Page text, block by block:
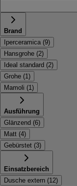
Brand
Iperceramica (9)
Hansgrohe (2)
Ideal standard (2)
Grohe (1)
Mamoli (1)
Ausführung
Glänzend (6)
Matt (4)
Gebürstet (3)
Einsatzbereich
Dusche extern (12)